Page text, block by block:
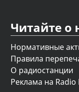
Читайте о
Нормативные
Правила
О радиостанции
Реклама на Radio